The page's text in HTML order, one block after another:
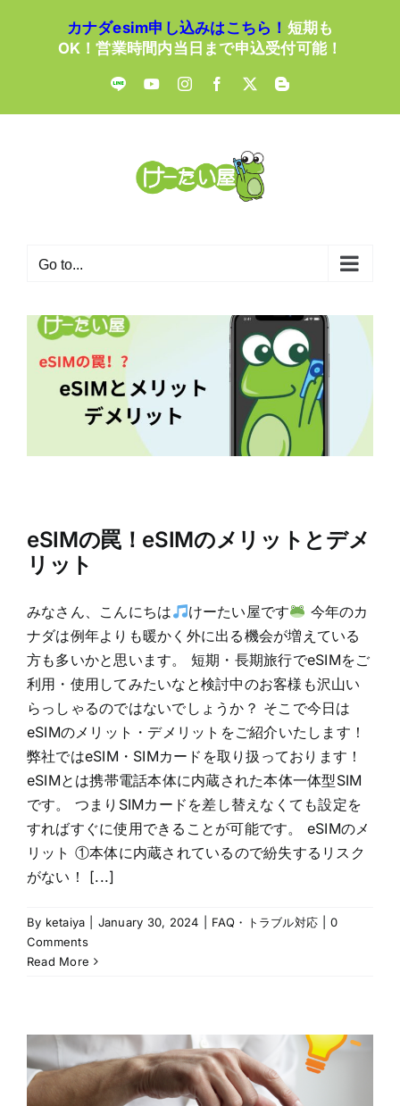
カナダesim申し込みはこちら！ 短期も
OK！営業時間内当日まで申込受付可能！
LINE YouTubeInstagramFacebook
X Blogger
Go to...
eSIMの罠！eSIMのメリットとデメ
リット
みなさん、こんにちは けーたい屋です
今年のカ
ナダは例年よりも暖かく外に出る機会が増えている
方も多いかと思います。 短期・長期旅行でeSIMをご
利用・使用してみたいなと検討中のお客様も沢山い
らっしゃるのではないでしょうか？ そこで今日は
eSIMのメリット・デメリットをご紹介いたします！
弊社ではeSIM・SIMカードを取り扱っております！
eSIMとは携帯電話本体に内蔵された本体一体型SIM
です。 つまりSIMカードを差し替えなくても設定を
すればすぐに使用できることが可能です。 eSIMのメ
リット ①本体に内蔵されているので紛失するリスク
がない！ [...]
By ketaiya January 30, 2024 FAQ・トラブル対応
0
Comments
Read More